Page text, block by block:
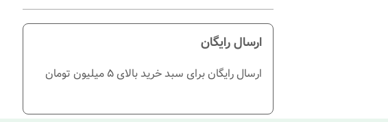
ارسال رایگان
ارسال رایگان برای سبد خرید بالای 5 میلیون تومان